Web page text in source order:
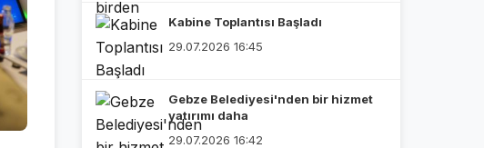
Kabine Toplantısı Başladı
29.07.2026 16:45
Gebze Belediyesi'nden bir hizmet
yatırımı daha
29.07.2026 16:42